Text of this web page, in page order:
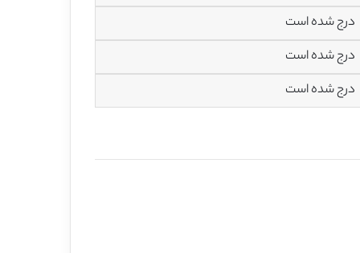
درج شده است
درج شده است
درج شده است